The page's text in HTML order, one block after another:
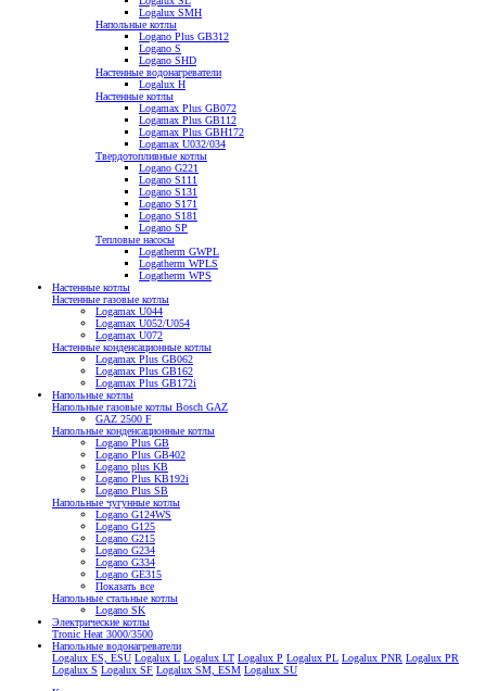
Logalux SMH
Напольные котлы
Logano Plus GB312
Logano S
Logano SHD
Настенные водонагреватели
Logalux H
Настенные котлы
Logamax Plus GB072
Logamax Plus GB112
Logamax Plus GBH172
Logamax U032/034
Твердотопливные котлы
Logano G221
Logano S111
Logano S131
Logano S171
Logano S181
Logano SP
Тепловые насосы
Logatherm GWPL
Logatherm WPLS
Logatherm WPS
Настенные котлы
Настенные газовые котлы
Logamax U044
Logamax U052/U054
Logamax U072
Настенные конденсационные котлы
Logamax Plus GB062
Logamax Plus GB162
Logamax Plus GB172i
Напольные котлы
Напольные газовые котлы Bosch GAZ
GAZ 2500 F
Напольные конденсационные котлы
Logano Plus GB
Logano Plus GB402
Logano plus KB
Logano Plus KB192i
Logano Plus SB
Напольные чугунные котлы
Logano G124WS
Logano G125
Logano G215
Logano G234
Logano G334
Logano GE315
Показать все
Напольные стальные котлы
Logano SK
Электрические котлы
Tronic Heat 3000/3500
Напольные водонагреватели
Logalux ES, ESU Logalux L Logalux LT Logalux P Logalux PL Logalux PNR Logalux PR
Logalux S Logalux SF Logalux SM, ESM Logalux SU